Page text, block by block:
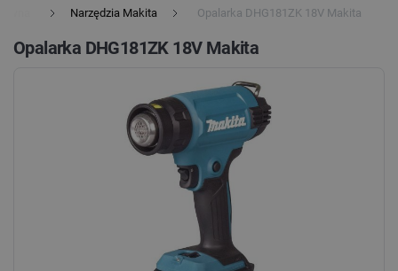
Narzędzia Makita Opalarka DHG181ZK 18V Makita
Opalarka DHG181ZK 18V Makita